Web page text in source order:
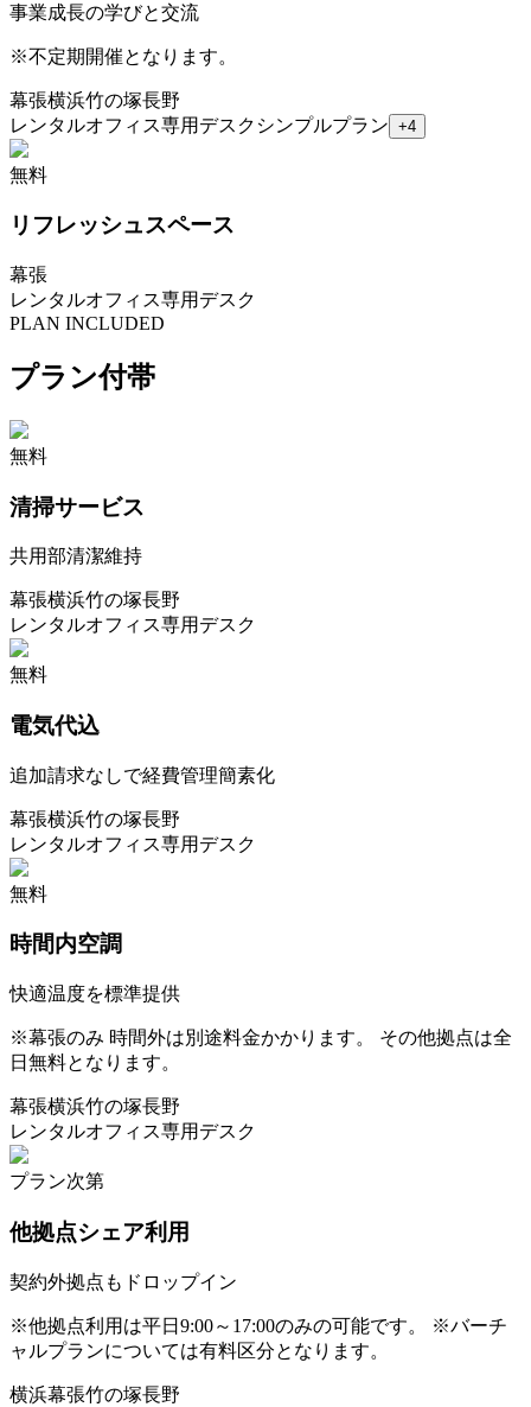
事業成長の学びと交流
※不定期開催となります。
幕張横浜竹の塚長野
レンタルオフィス専用デスク シンプルプラン +4
無料
リフレッシュスペース
幕張
レンタルオフィス専用デスク
PLAN INCLUDED
プラン付帯
無料
清掃サービス
共用部清潔維持
幕張横浜竹の塚長野
レンタルオフィス専用デスク
無料
電気代込
追加請求なしで経費管理簡素化
幕張横浜竹の塚長野
レンタルオフィス専用デスク
無料
時間内空調
快適温度を標準提供
※幕張のみ 時間外は別途料金かかります。 その他拠点は全
日無料となります。
幕張横浜竹の塚長野
レンタルオフィス専用デスク
プラン次第
他拠点シェア利用
契約外拠点もドロップイン
※他拠点利用は平日9:00～17:00のみの可能です。 ※バーチ
ャルプランについては有料区分となります。
横浜幕張竹の塚長野